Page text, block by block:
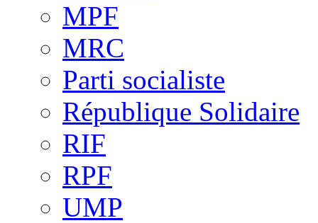
MPF
MRC
Parti socialiste
République Solidaire
RIF
RPF
UMP